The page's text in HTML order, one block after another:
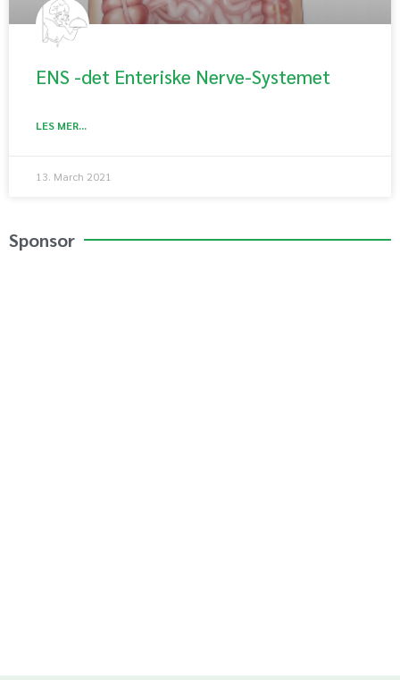
ENS -det Enteriske Nerve-Systemet
LES MER...
13. March 2021
Sponsor